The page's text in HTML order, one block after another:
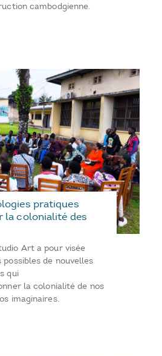
cambodgienne.
pratiques
la colonialité des
Art a pour visée
possibles de nouvelles
qui
la colonialité de nos
imaginaires.